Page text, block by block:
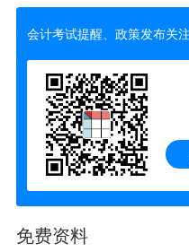
会计考试提醒、政策发布关
免费资料